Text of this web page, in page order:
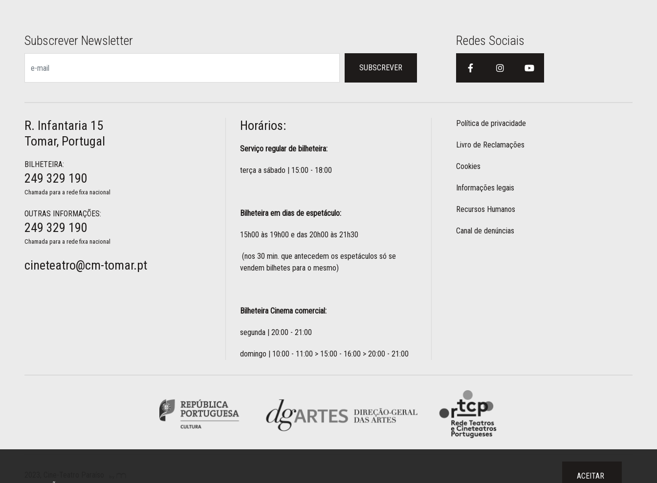
ACEITAR
Subscrever Newsletter
SUBSCREVER
Redes Sociais
R. Infantaria 15
Tomar, Portugal
BILHETEIRA:
249 329 190
Chamada para a rede fixa nacional
OUTRAS INFORMAÇÕES:
249 329 190
Chamada para a rede fixa nacional
cineteatro@cm-tomar.pt
Horários:
Serviço regular de bilheteira:
terça a sábado | 15:00 - 18:00
Bilheteira em dias de espetáculo:
15h00 às 19h00 e das 20h00 às 21h30
(nos 30 min. que antecedem os espetáculos só se
vendem bilhetes para o mesmo)
Bilheteira Cinema comercial:
segunda | 20:00 - 21:00
domingo | 10:00 - 11:00 > 15:00 - 16:00 > 20:00 - 21:00
Política de privacidade
Livro de Reclamações
Cookies
Informações legais
Recursos Humanos
Canal de denúncias